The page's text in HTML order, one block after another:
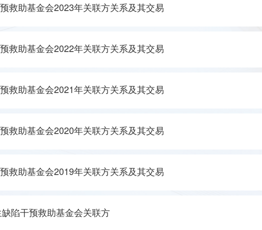
救助基金会2023年关联方关系及其交易
救助基金会2022年关联方关系及其交易
救助基金会2021年关联方关系及其交易
救助基金会2020年关联方关系及其交易
救助基金会2019年关联方关系及其交易
陷干预救助基金会关联方